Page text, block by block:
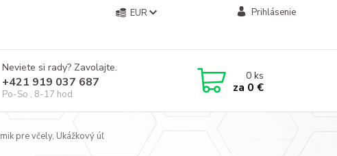
EUR Prihlásenie
Neviete si rady? Zavolajte.
+421 919 037 687
Po-So , 8-17 hod
0ks
za 0 €
pre včely, Ukážkový úľ